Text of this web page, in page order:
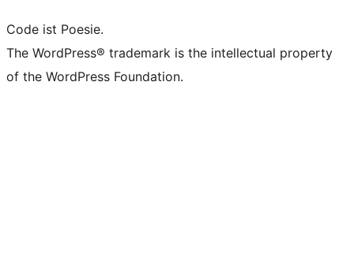
Code ist Poesie.
The WordPress® trademark is the intellectual property
of the WordPress Foundation.